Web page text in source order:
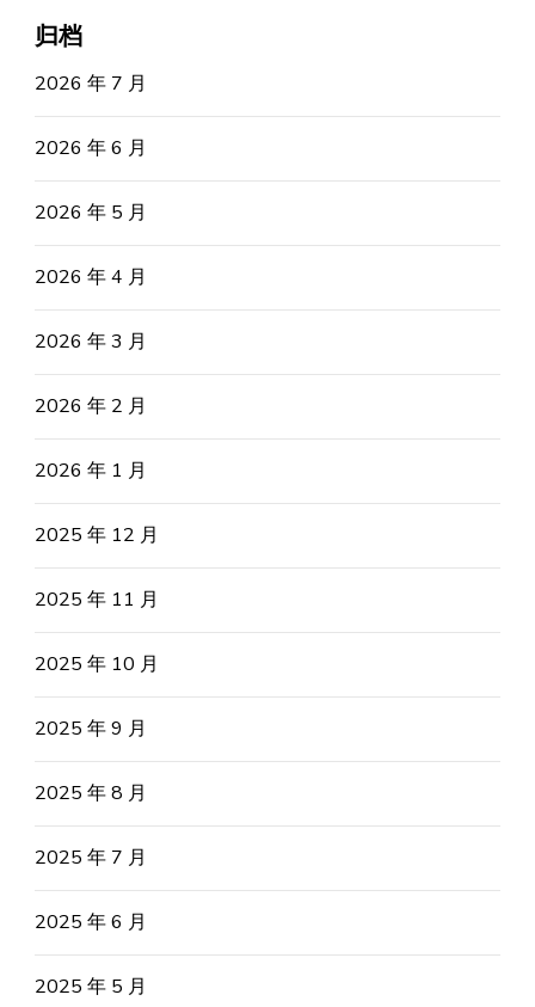
归档
2026 年 7 月
2026 年 6 月
2026 年 5 月
2026 年 4 月
2026 年 3 月
2026 年 2 月
2026 年 1 月
2025 年 12 月
2025 年 11 月
2025 年 10 月
2025 年 9 月
2025 年 8 月
2025 年 7 月
2025 年 6 月
2025 年 5 月